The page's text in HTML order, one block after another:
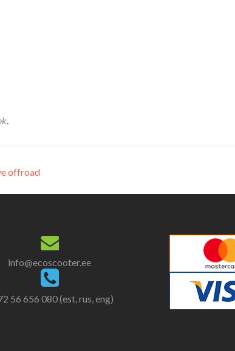
.
offroad
info@ecoscooter.ee
56 656 080 (est, rus, eng)